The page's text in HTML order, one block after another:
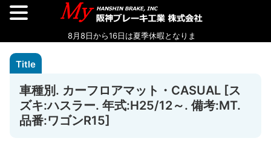
車種別. カーフロアマット・CASUAL [ス
ズキ:ハスラー. 年式:H25/12～. 備考:MT.
品番:ワゴンR15]